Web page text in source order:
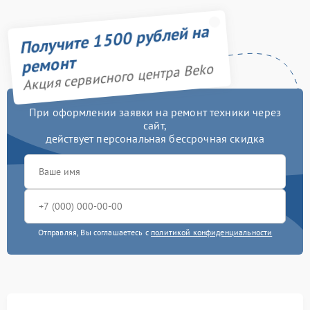
Замена заливного шланга 750 рублей
Замена нижнего
противовеса
3450 рублей
Замена крестовины 2750 рублей
Ремонт платы
Получите 1500 рублей на
ремонт
Акция сервисного центра Beko
При оформлении заявки на ремонт техники через
сайт,
действует персональная бессрочная скидка
Отправляя, Вы соглашаетесь с политикой конфиденциальности